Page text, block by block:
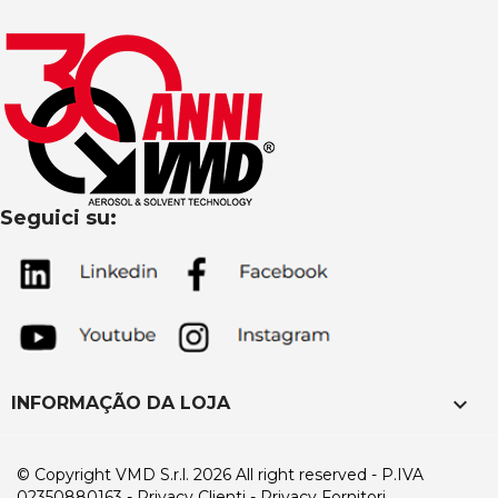
Seguici su:
INFORMAÇÃO DA LOJA keyboard_arrow_down
© Copyright VMD S.r.l. 2026 All right reserved - P.IVA